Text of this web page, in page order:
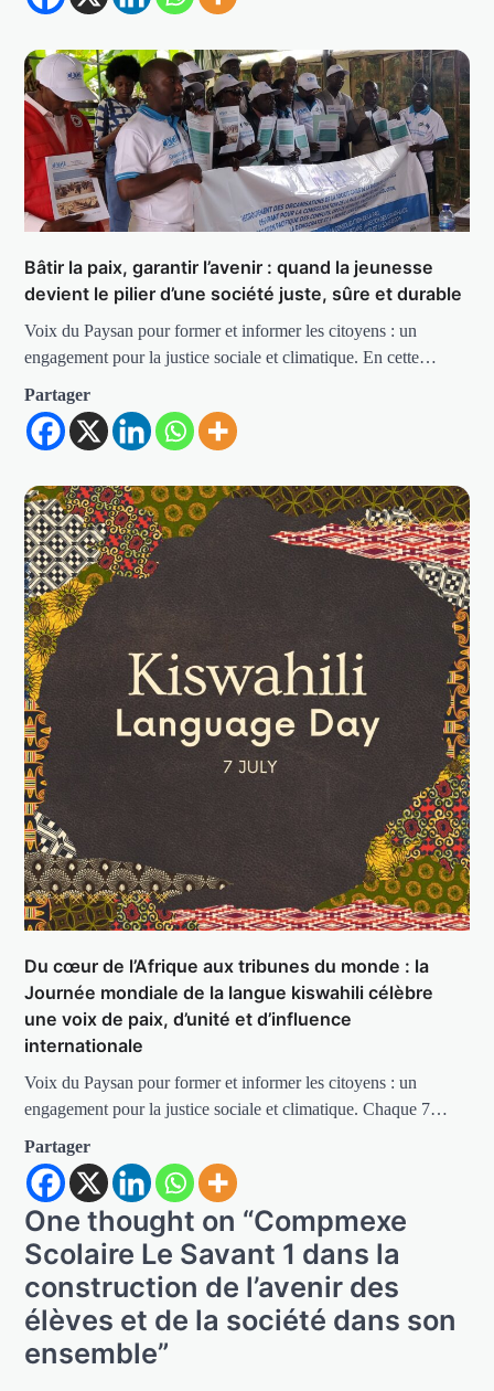
Bâtir la paix, garantir l’avenir : quand la jeunesse
devient le pilier d’une société juste, sûre et durable
Voix du Paysan pour former et informer les citoyens : un
engagement pour la justice sociale et climatique. En cette…
Partager
Du cœur de l’Afrique aux tribunes du monde : la
Journée mondiale de la langue kiswahili célèbre
une voix de paix, d’unité et d’influence
internationale
Voix du Paysan pour former et informer les citoyens : un
engagement pour la justice sociale et climatique. Chaque 7…
Partager
One thought on “Compmexe
Scolaire Le Savant 1 dans la
construction de l’avenir des
élèves et de la société dans son
ensemble”